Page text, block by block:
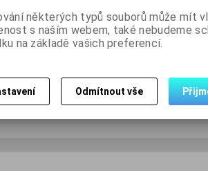
některých typů souborů může mít
s naším webem, také nebudeme
na základě vašich preferencí.
Odmítnout vše